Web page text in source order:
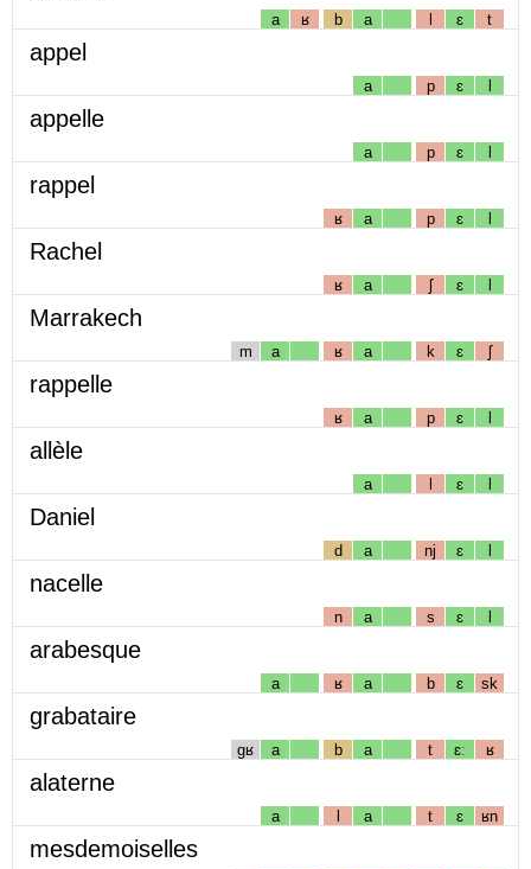
a ʁ b a l ɛ t
appel
a p ɛ l
appelle
a p ɛ l
rappel
ʁ a p ɛ l
Rachel
ʁ a ʃ ɛ l
Marrakech
m a ʁ a k ɛ ʃ
rappelle
ʁ a p ɛ l
allèle
a l ɛ l
Daniel
d a nj ɛ l
nacelle
n a s ɛ l
arabesque
a ʁ a b ɛ sk
grabataire
gʁ a b a t ɛː ʁ
alaterne
a l a t ɛ ʁn
mesdemoiselles